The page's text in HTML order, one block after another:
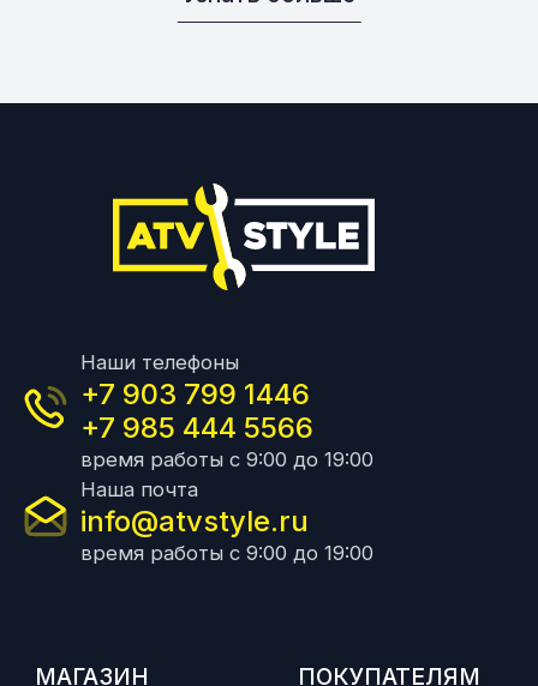
Наши телефоны
+7 903 799 1446
+7 985 444 5566
время работы с 9:00 до 19:00
Наша почта
info@atvstyle.ru
время работы с 9:00 до 19:00
МАГАЗИН ПОКУПАТЕЛЯМ